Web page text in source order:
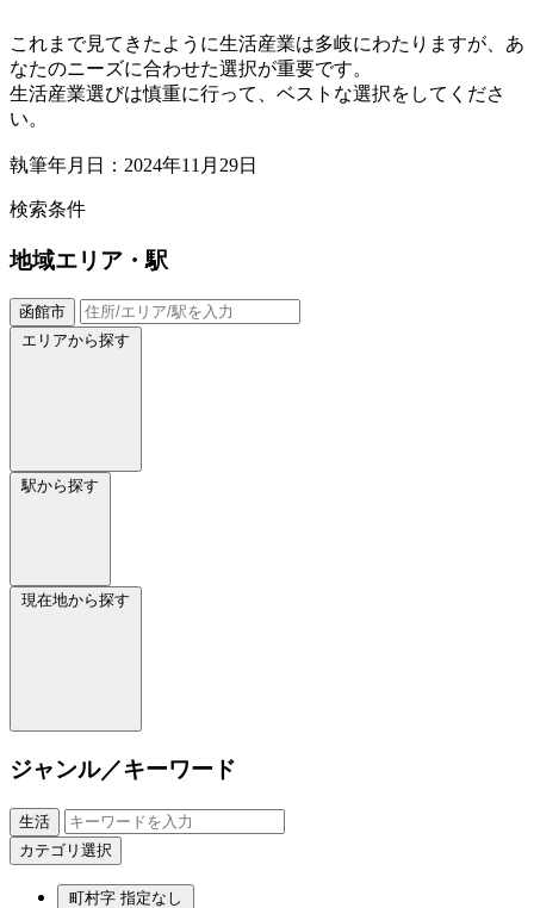
これまで見てきたように生活産業は多岐にわたりますが、あ
なたのニーズに合わせた選択が重要です。
生活産業選びは慎重に行って、ベストな選択をしてくださ
い。
執筆年月日：2024年11月29日
検索条件
地域エリア・駅
函館市
エリアから探す
駅から探す
現在地から探す
ジャンル／キーワード
生活
カテゴリ選択
町村字 指定なし